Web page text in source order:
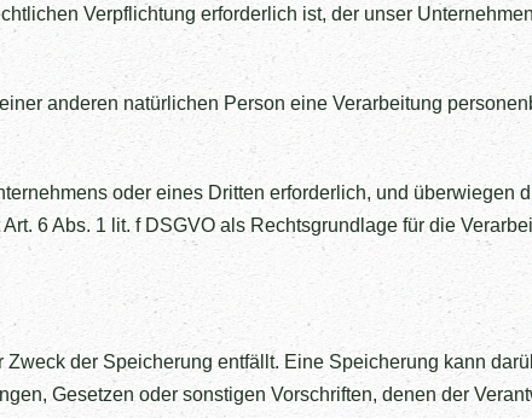
Verpflichtung erforderlich ist, der unser
anderen natürlichen Person eine Verarbeitung
oder eines Dritten erforderlich, und überwiegen
6 Abs. 1 lit. f DSGVO als Rechtsgrundlage für die
der Speicherung entfällt. Eine Speicherung kann
Gesetzen oder sonstigen Vorschriften, denen der